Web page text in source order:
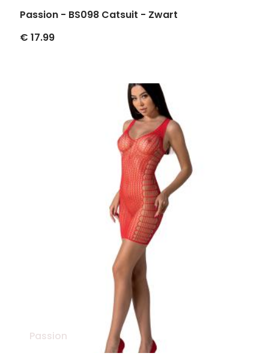
Passion - BS098 Catsuit - Zwart
€ 17.99
Passion